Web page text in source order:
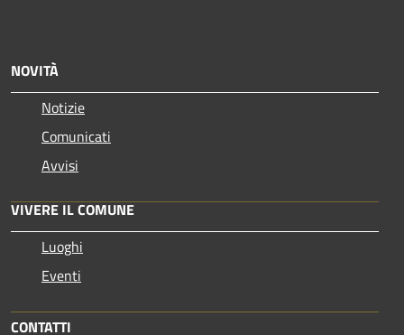
NOVITÀ
Notizie
Comunicati
Avvisi
VIVERE IL COMUNE
Luoghi
Eventi
CONTATTI